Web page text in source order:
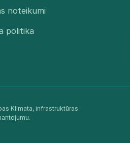
noteikumi
politika
Klimata, infrastruktūras